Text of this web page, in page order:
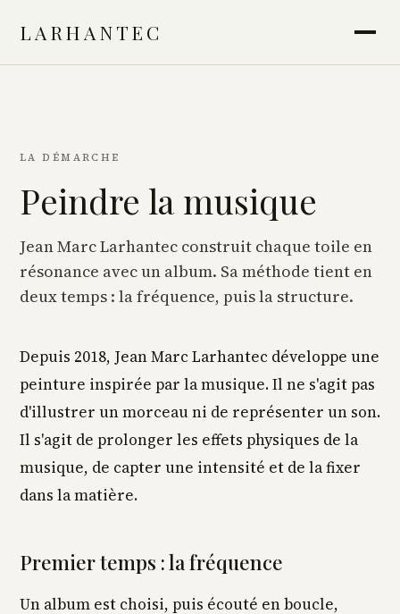
LARHANTEC
LA DÉMARCHE
Peindre la musique
Jean Marc Larhantec construit chaque toile en
résonance avec un album. Sa méthode tient en
deux temps : la fréquence, puis la structure.
Depuis 2018, Jean Marc Larhantec développe une
peinture inspirée par la musique. Il ne s'agit pas
d'illustrer un morceau ni de représenter un son.
Il s'agit de prolonger les effets physiques de la
musique, de capter une intensité et de la fixer
dans la matière.
Premier temps : la fréquence
Un album est choisi, puis écouté en boucle,